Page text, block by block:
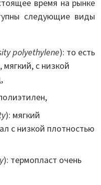
время на рынке
следующие виды
polyethylene​​): то есть
с низкой
): мягкий
с низкой плотностью
): термопласт очень